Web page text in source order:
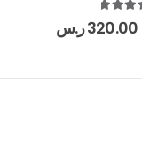
320.00ر.س